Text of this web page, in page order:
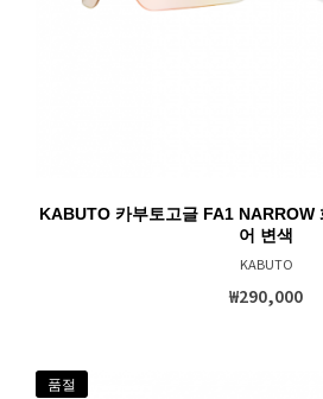
KABUTO 카부토고글 FA1 NARROW
어 변색
KABUTO
₩290,000
품절